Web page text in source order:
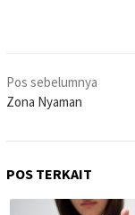
Navigasi
pos
Pos sebelumnya
Zona Nyaman
POS TERKAIT